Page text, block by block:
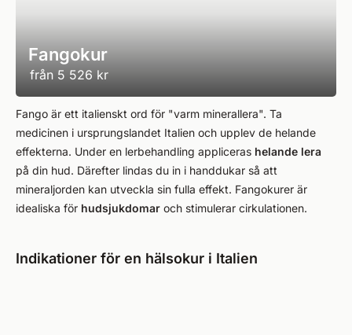
Fangokur
från 5 526 kr
Fango är ett italienskt ord för "varm minerallera". Ta
medicinen i ursprungslandet Italien och upplev de helande
effekterna. Under en lerbehandling appliceras helande lera
på din hud. Därefter lindas du in i handdukar så att
mineraljorden kan utveckla sin fulla effekt. Fangokurer är
idealiska för hudsjukdomar och stimulerar cirkulationen.
Indikationer för en hälsokur i Italien